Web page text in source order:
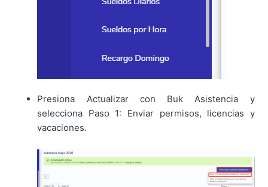
Presiona Actualizar con Buk Asistencia y
selecciona Paso 1: Enviar permisos, licencias y
vacaciones.